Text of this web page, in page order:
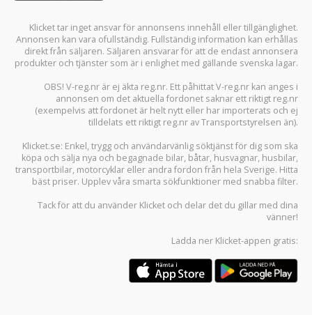
Klicket tar inget ansvar för annonsens innehåll eller tillgänglighet.
Annonsen kan vara ofullständig. Fullständig information kan erhållas
direkt från säljaren. Säljaren ansvarar för att de endast annonsera
produkter och tjänster som är i enlighet med gällande svenska lagar.
OBS! V-reg.nr är ej äkta reg.nr. Ett påhittat V-reg.nr kan anges i
annonsen om det aktuella fordonet saknar ett riktigt reg.nr
(exempelvis att fordonet är helt nytt eller har importerats och ej
tilldelats ett riktigt reg.nr av Transportstyrelsen än).
Klicket.se: Enkel, trygg och användarvänlig söktjänst för dig som ska
köpa och sälja nya och begagnade bilar, båtar, husvagnar, husbilar,
transportbilar, motorcyklar eller andra fordon från hela Sverige. Hitta
bäst priser. Upplev våra smarta sökfunktioner med snabba filter.
Tack för att du använder Klicket och delar det du gillar med dina
vänner!
Ladda ner Klicket-appen gratis: